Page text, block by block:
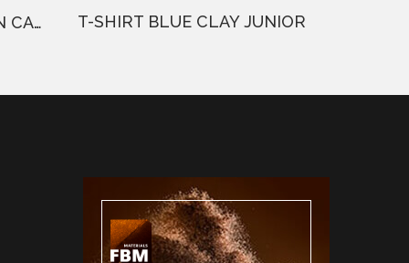
FELPA BLU INTERA CON CAPPUCCIO E GRAFFIO AMERICA T-SHIRT BLUE CLAY JUNIOR